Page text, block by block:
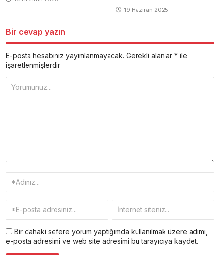
19 Haziran 2025
Bir cevap yazın
E-posta hesabınız yayımlanmayacak. Gerekli alanlar * ile
işaretlenmişlerdir
Bir dahaki sefere yorum yaptığımda kullanılmak üzere adımı,
e-posta adresimi ve web site adresimi bu tarayıcıya kaydet.